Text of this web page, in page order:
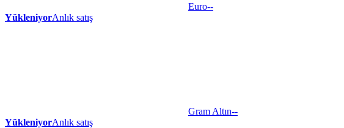
Euro--
YükleniyorAnlık satış
Gram Altın--
YükleniyorAnlık satış